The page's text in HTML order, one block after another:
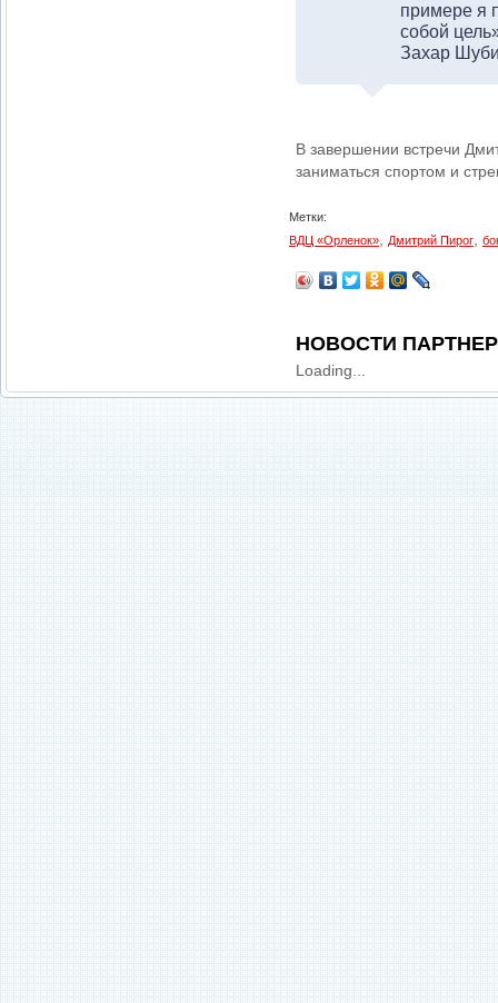
примере я
собой
Захар
В завершении встречи
заниматься спортом и
Метки:
ВДЦ «Орленок»
Дмитрий Пирог
НОВОСТИ
Loading...